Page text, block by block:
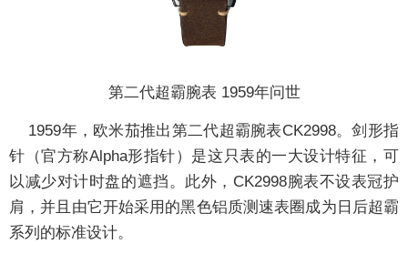
第二代超霸腕表 1959年问世
1959年，欧米茄推出第二代超霸腕表CK2998。剑形指
针（官方称Alpha形指针）是这只表的一大设计特征，可
以减少对计时盘的遮挡。此外，CK2998腕表不设表冠护
肩，并且由它开始采用的黑色铝质测速表圈成为日后超霸
系列的标准设计。